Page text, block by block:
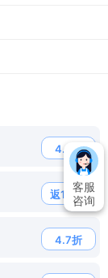
4.9折
返120%
4.7折
客服
咨询